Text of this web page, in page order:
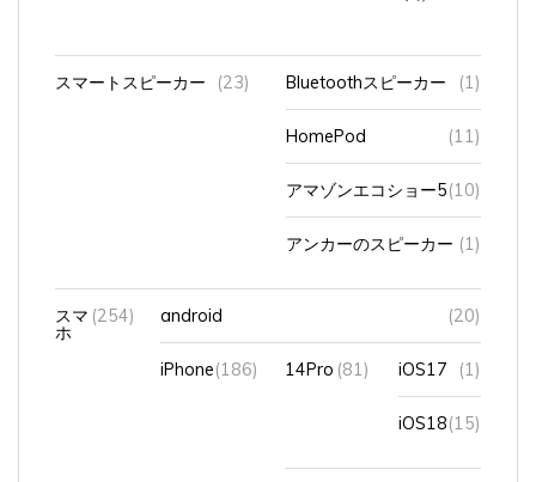
スマートスピーカー (23) Bluetoothスピーカー (1)
HomePod (11)
アマゾンエコショー5(10)
アンカーのスピーカー (1)
スマ
ホ
(254) android (20)
iPhone(186) 14Pro (81) iOS17 (1)
iOS18(15)